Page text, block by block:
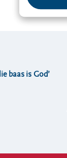
baas is God’